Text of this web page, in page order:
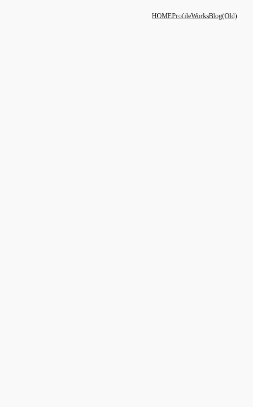
HOMEProfileWorksBlog(Old)